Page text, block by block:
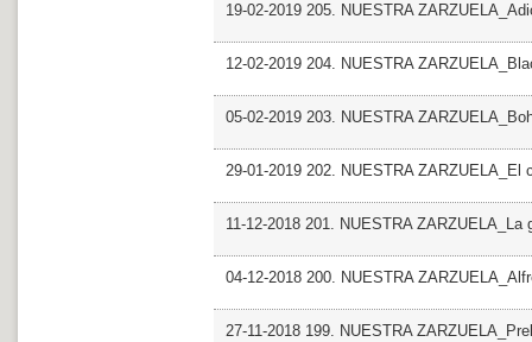
19-02-2019 205. NUESTRA
12-02-2019 204. NUESTRA
05-02-2019 203. NUESTRA
29-01-2019 202. NUESTRA ZARZUELA_El
11-12-2018 201. NUESTRA ZARZUELA_La
04-12-2018 200. NUESTRA
27-11-2018 199. NUESTRA